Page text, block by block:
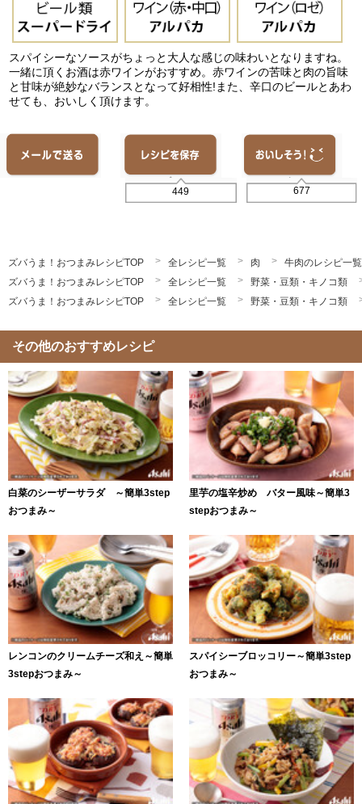
スパイシーなソースがちょっと大人な感じの味わいとなりますね。
一緒に頂くお酒は赤ワインがおすすめ。赤ワインの苦味と肉の旨味
と甘味が絶妙なバランスとなって好相性!また、辛口のビールとあわ
せても、おいしく頂けます。
449 677
ズバうま！おつまみレシピTOP 全レシピ一覧 肉
牛肉のレシピ一覧
ズバうま！おつまみレシピTOP
全レシピ一覧
野菜・豆類・キノコ類
ズバうま！おつまみレシピTOP
全レシピ一覧 野菜・豆類・キノコ類
その他のおすすめレシピ
白菜のシーザーサラダ ～簡単3step
おつまみ～
里芋の塩辛炒め バター風味～簡単3
stepおつまみ～
レンコンのクリームチーズ和え～簡単
3stepおつまみ～
スパイシーブロッコリー～簡単3step
おつまみ～